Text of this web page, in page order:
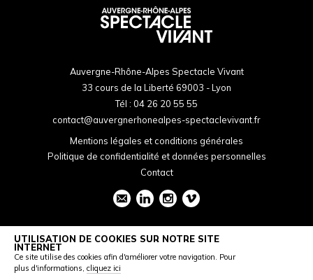
Auvergne-Rhône-Alpes Spectacle Vivant
33 cours de la Liberté 69003 - Lyon
Tél : 04 26 20 55 55
contact@auvergnerhonealpes-spectaclevivant.fr
Mentions légales et conditions générales
Politique de confidentialité et données personnelles
Contact
UTILISATION DE COOKIES SUR NOTRE SITE
INTERNET
Ce site utilise des cookies afin d'améliorer votre navigation. Pour
plus d'informations, cliquez ici